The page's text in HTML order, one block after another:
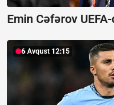
Emin Cəfərov
6 Avqust 12:15